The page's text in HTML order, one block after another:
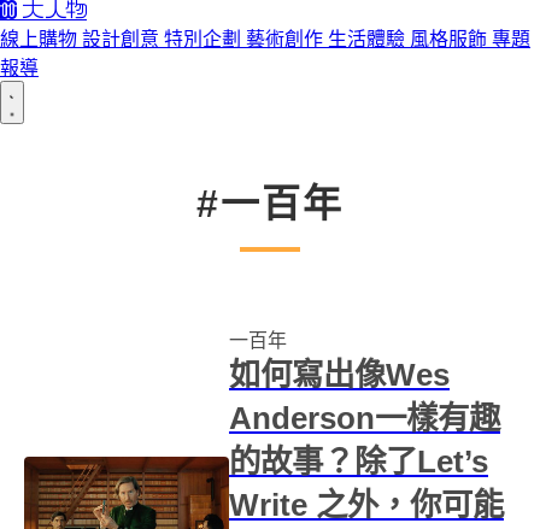
線上購物 設計創意 特別企劃 藝術創作 生活體驗 風格服飾 專題
報導
#一百年
一百年
如何寫出像Wes
Anderson一樣有趣
的故事？除了Let’s
Write 之外，你可能